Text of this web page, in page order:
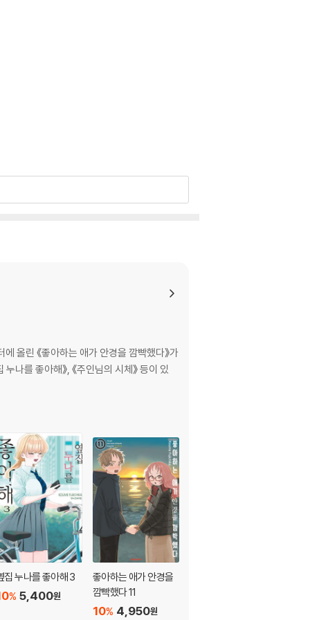
올린 《좋아하는 애가 안경을 깜빡했다》가
를 좋아해》, 《주인님의 시체》 등이 있
집 누나를 좋아해 3
5,400원
%
좋아하는 애가 안경을
깜빡했다 11
4,950원
10%